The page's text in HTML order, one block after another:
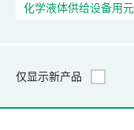
仅显示新产品